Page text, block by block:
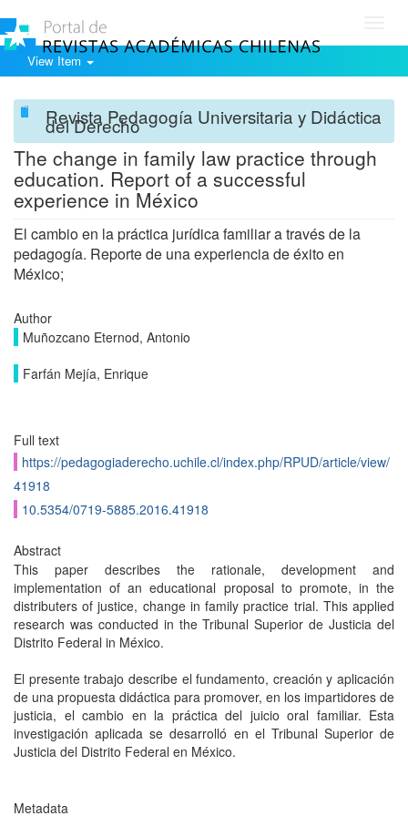
View Item
Revista Pedagogía Universitaria y Didáctica
del Derecho
The change in family law practice through
education. Report of a successful
experience in México
El cambio en la práctica jurídica familiar a través de la
pedagogía. Reporte de una experiencia de éxito en
México;
Author
Muñozcano Eternod, Antonio
Farfán Mejía, Enrique
Full text
https://pedagogiaderecho.uchile.cl/index.php/RPUD/article/view/
41918
10.5354/0719-5885.2016.41918
Abstract
This paper describes the rationale, development and
implementation of an educational proposal to promote, in the
distributers of justice, change in family practice trial. This applied
research was conducted in the Tribunal Superior de Justicia del
Distrito Federal in México.
El presente trabajo describe el fundamento, creación y aplicación
de una propuesta didáctica para promover, en los impartidores de
justicia, el cambio en la práctica del juicio oral familiar. Esta
investigación aplicada se desarrolló en el Tribunal Superior de
Justicia del Distrito Federal en México.
Metadata